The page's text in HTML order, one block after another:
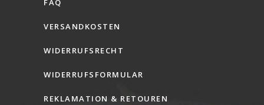
FAQ
VERSANDKOSTEN
WIDERRUFSRECHT
WIDERRUFSFORMULAR
REKLAMATION & RETOUREN